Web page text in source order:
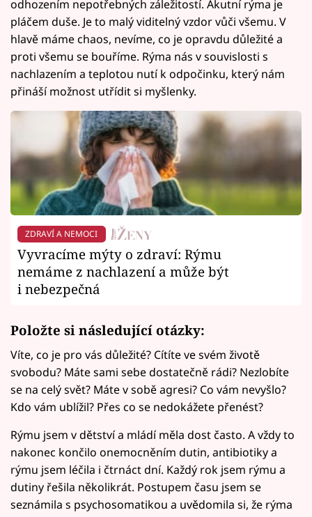
odhozením nepotřebných záležitostí. Akutní rýma je
pláčem duše. Je to malý viditelný vzdor vůči všemu. V
hlavě máme chaos, nevíme, co je opravdu důležité a
proti všemu se bouříme. Rýma nás v souvislosti s
nachlazením a teplotou nutí k odpočinku, který nám
přináší možnost utřídit si myšlenky.
ZDRAVÍ A NEMOCI
Vyvracíme mýty o zdraví: Rýmu
nemáme z nachlazení a může být
i nebezpečná
Položte si následující otázky:
Víte, co je pro vás důležité? Cítíte ve svém životě
svobodu? Máte sami sebe dostatečně rádi? Nezlobíte
se na celý svět? Máte v sobě agresi? Co vám nevyšlo?
Kdo vám ublížil? Přes co se nedokážete přenést?
Rýmu jsem v dětství a mládí měla dost často. A vždy to
nakonec končilo onemocněním dutin, antibiotiky a
rýmu jsem léčila i čtrnáct dní. Každý rok jsem rýmu a
dutiny řešila několikrát. Postupem času jsem se
seznámila s psychosomatikou a uvědomila si, že rýma